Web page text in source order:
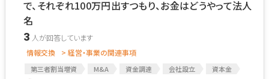
で、それぞれ100万円出すつもり、お金はどうやって法人
名
3
情報交換 > 経営・事業の関連事項
第三者割当増資 M&A 資金調達 会社設立 資本金